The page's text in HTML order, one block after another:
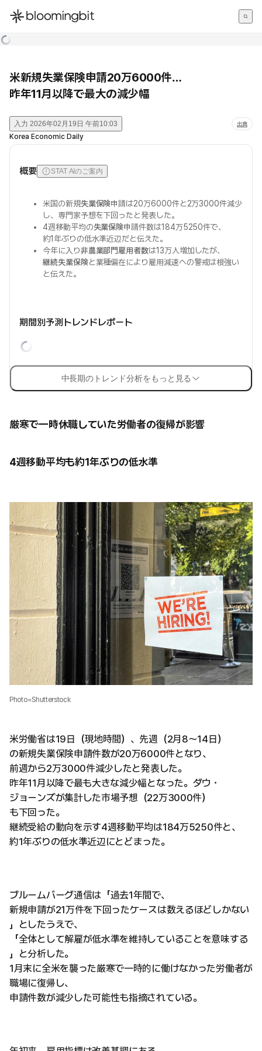
한국어
米新規失業保険申請20万6000件…
昨年11月以降で最大の減少幅
入力 2026年02月19日 午前10:03 出典
Korea Economic Daily
概要 STAT AIのご案内
米国の新規失業保険申請は20万6000件と2万3000件減少
し、専門家予想を下回ったと発表した。
4週移動平均の失業保険申請件数は184万5250件で、
約1年ぶりの低水準近辺だと伝えた。
今年に入り非農業部門雇用者数は13万人増加したが、
継続失業保険と業種偏在により雇用減速への警戒は根強い
と伝えた。
期間別予測トレンドレポート
中長期のトレンド分析をもっと見る
厳寒で一時休職していた労働者の復帰が影響
4週移動平均も約1年ぶりの低水準
Photo=Shutterstock
米労働省は19日（現地時間）、先週（2月8〜14日）
の新規失業保険申請件数が20万6000件となり、
前週から2万3000件減少したと発表した。
昨年11月以降で最も大きな減少幅となった。ダウ・
ジョーンズが集計した市場予想（22万3000件）
も下回った。
継続受給の動向を示す4週移動平均は184万5250件と、
約1年ぶりの低水準近辺にとどまった。
ブルームバーグ通信は「過去1年間で、
新規申請が21万件を下回ったケースは数えるほどしかない
」としたうえで、
「全体として解雇が低水準を維持していることを意味する
」と分析した。
1月末に全米を襲った厳寒で一時的に働けなかった労働者が
職場に復帰し、
申請件数が減少した可能性も指摘されている。